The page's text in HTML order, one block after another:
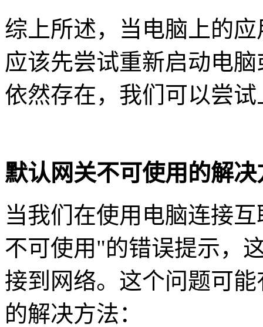
综上所述，当电脑上的
应该先尝试重新启动电
依然存在，我们可以尝
默认网关不可使用的解决
当我们在使用电脑连接
不可使用 "的错误提示，
接到网络。这个问题可
的解决方法：